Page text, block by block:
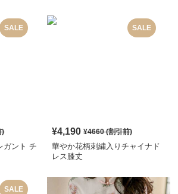
SALE
)
ガント チ
SALE
¥4,190 ¥4660(割引前)
華やか花柄刺繍入りチャイナド
レス膝丈
SALE